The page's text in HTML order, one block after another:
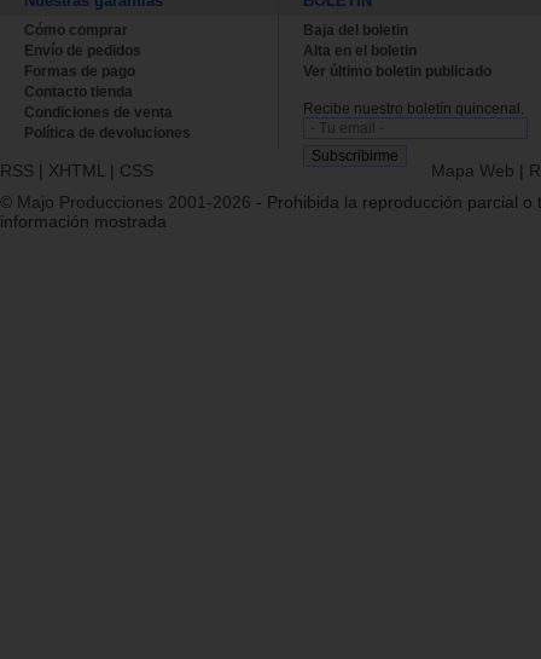
Cómo comprar
Envío de pedidos
Formas de pago
Contacto tienda
Condiciones de venta
Política de devoluciones
Baja del boletin
Alta en el boletin
Ver último boletin publicado
Recibe nuestro boletín quincenal.
RSS | XHTML | CSS Mapa Web |
© Majo Producciones 2001-2026 - Prohibida la reproducción parcial o
información mostrada